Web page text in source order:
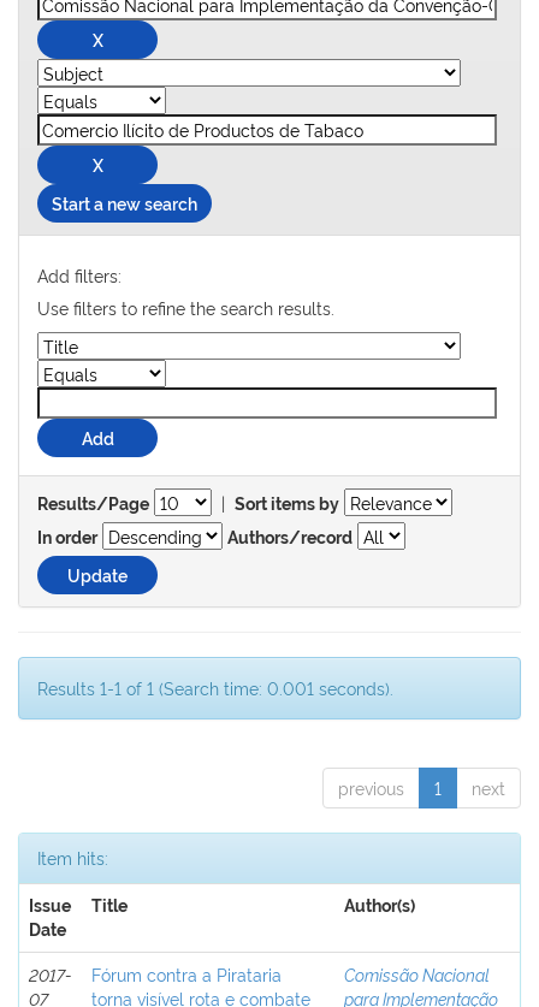
Start a new search
Add filters:
Use filters to refine the search results.
Results/Page | Sort items by
In order
Authors/record
Results 1-1 of 1 (Search time: 0.001 seconds).
previous 1 next
Item hits:
Issue
Date
Title Author(s)
2017-
07
Fórum contra a Pirataria
torna visível rota e combate
Comissão Nacional
para Implementação